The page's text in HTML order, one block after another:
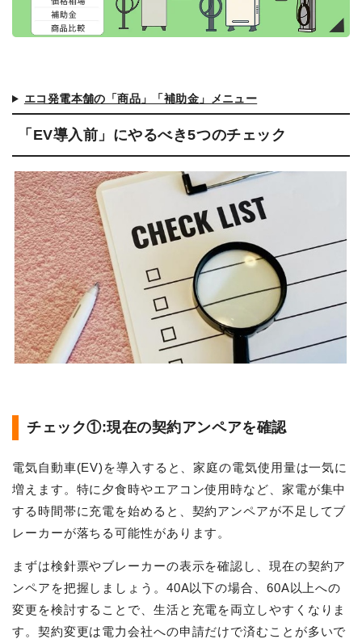
エコ発電本舗の「商品」「補助金」メニュー
「EV導入前」にやるべき5つのチェック
チェック①:現在の契約アンペアを確認
電気自動車(EV)を導入すると、家庭の電気使用量は一気に
増えます。特に夕食時やエアコン使用時など、家電が集中
する時間帯に充電を始めると、契約アンペアが不足してブ
レーカーが落ちる可能性があります。
まずは検針票やブレーカーの表示を確認し、現在の契約ア
ンペアを把握しましょう。40A以下の場合、60A以上への
変更を検討することで、生活と充電を両立しやすくなりま
す。契約変更は電力会社への申請だけで済むことが多いで